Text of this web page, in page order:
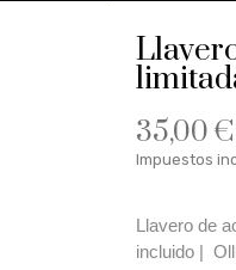
35,00 €
Impuestos
Llavero de
incluido |